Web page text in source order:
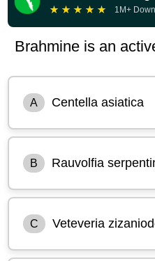
★ ★ ★ ★ ★ 1M+
Brahmine is an
A Centella asiatica
B Rauvolfia
C Veteveria